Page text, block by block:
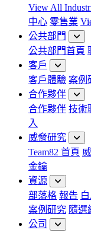
View All
中心 零售業
公共部門
公共部門首頁
客戶
客戶體驗 案例
合作夥伴
合作夥伴 技術
入
威脅研究
Team82 首頁
金鑰
資源
部落格 報告
案例研究 隨選
公司